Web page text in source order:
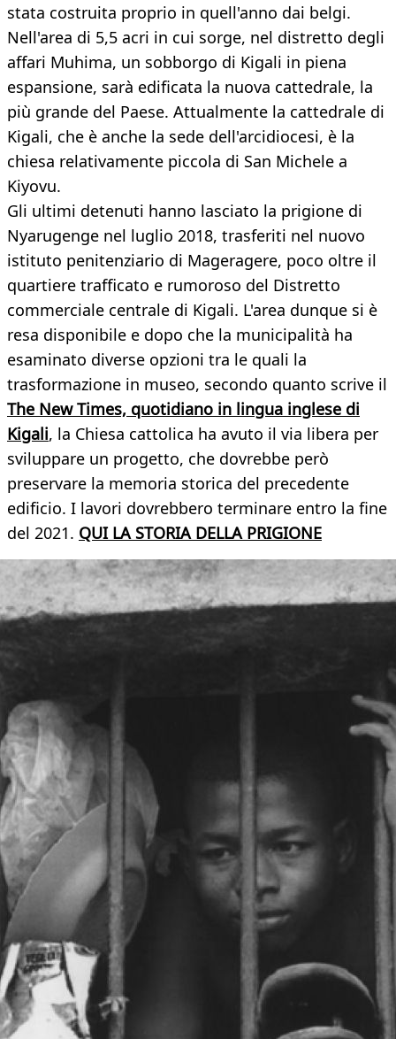
stata costruita proprio in quell'anno dai belgi.
Nell'area di 5,5 acri in cui sorge, nel distretto degli
affari Muhima, un sobborgo di Kigali in piena
espansione, sarà edificata la nuova cattedrale, la
più grande del Paese. Attualmente la cattedrale di
Kigali, che è anche la sede dell'arcidiocesi, è la
chiesa relativamente piccola di San Michele a
Kiyovu.
Gli ultimi detenuti hanno lasciato la prigione di
Nyarugenge nel luglio 2018, trasferiti nel nuovo
istituto penitenziario di Mageragere, poco oltre il
quartiere trafficato e rumoroso del Distretto
commerciale centrale di Kigali. L'area dunque si è
resa disponibile e dopo che la municipalità ha
esaminato diverse opzioni tra le quali la
trasformazione in museo, secondo quanto scrive il
The New Times, quotidiano in lingua inglese di
Kigali, la Chiesa cattolica ha avuto il via libera per
sviluppare un progetto, che dovrebbe però
preservare la memoria storica del precedente
edificio. I lavori dovrebbero terminare entro la fine
del 2021. QUI LA STORIA DELLA PRIGIONE